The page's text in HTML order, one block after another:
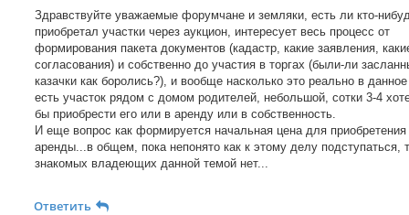
о
б
щ
е
и
е
Здравствуйте уважаемые форумчане и земляки, есть ли кто-
приобретал участки через аукцион, интересует весь процесс от
формирования пакета документов (кадастр, какие заявления,
согласования) и собственно до участия в торгах (были-ли
казачки как боролись?), и вообще насколько это реально в
есть участок рядом с домом родителей, небольшой, сотки 3-4
бы приобрести его или в аренду или в собственность.
И еще вопрос как формируется начальная цена для приобретения
аренды...в общем, пока непонято как к этому делу подступаться,
знакомых владеющих данной темой нет...
Ответить